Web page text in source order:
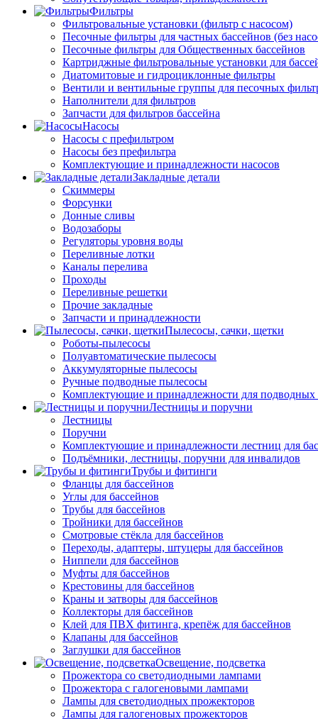
Фильтры
Фильтровальные установки (фильтр с насосом)
Песочные фильтры для частных бассейнов (без
Песочные фильтры для Общественных бассейнов
Картриджные фильтровальные установки для
Диатомитовые и гидроциклонные фильтры
Вентили и вентильные группы для песочных
Наполнители для фильтров
Запчасти для фильтров бассейна
Насосы
Насосы с префильтром
Насосы без префильтра
Комплектующие и принадлежности насосов
Закладные детали
Скиммеры
Форсунки
Донные сливы
Водозаборы
Регуляторы уровня воды
Переливные лотки
Каналы перелива
Проходы
Переливные решетки
Прочие закладные
Запчасти и принадлежности
Пылесосы, сачки, щетки
Роботы-пылесосы
Полуавтоматические пылесосы
Аккумуляторные пылесосы
Ручные подводные пылесосы
Комплектующие и принадлежности для подводных
Лестницы и поручни
Лестницы
Поручни
Комплектующие и принадлежности лестниц для
Подъёмники, лестницы, поручни для инвалидов
Трубы и фитинги
Фланцы для бассейнов
Углы для бассейнов
Трубы для бассейнов
Тройники для бассейнов
Смотровые стёкла для бассейнов
Переходы, адаптеры, штуцеры для бассейнов
Ниппели для бассейнов
Муфты для бассейнов
Крестовины для бассейнов
Краны и затворы для бассейнов
Коллекторы для бассейнов
Клей для ПВХ фитинга, крепёж для бассейнов
Клапаны для бассейнов
Заглушки для бассейнов
Освещение, подсветка
Прожектора со светодиодными лампами
Прожектора с галогеновыми лампами
Лампы для светодиодных прожекторов
Лампы для галогеновых прожекторов